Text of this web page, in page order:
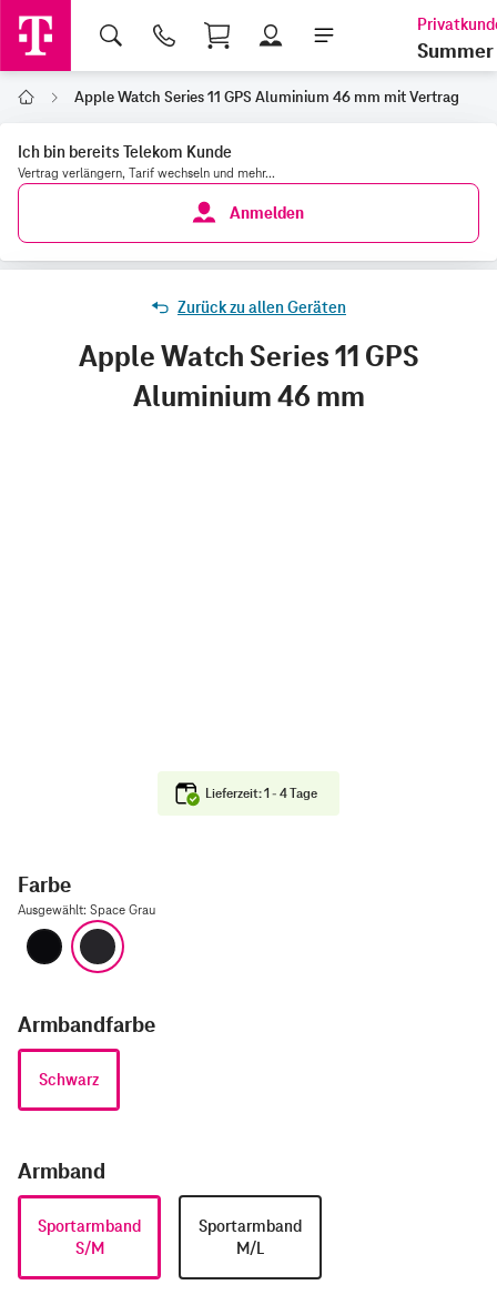
Shopping Cart
Summer
Home Apple Watch Series 11 GPS Aluminium 46 mm mit Vertrag
Ich bin bereits Telekom Kunde
Vertrag verlängern, Tarif wechseln und mehr...
Anmelden
Zurück zu allen Geräten
Apple Watch Series 11 GPS
Aluminium 46 mm
Lieferzeit: 1 - 4 Tage
Farbe
Ausgewählt: Space Grau
Diamantschwarz
Armbandfarbe
Schwarz
Armband
Sportarmband
S/M
Sportarmband
M/L